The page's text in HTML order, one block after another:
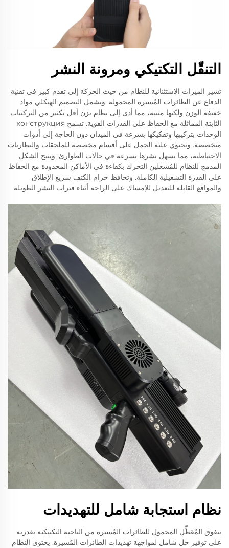
التنقّل التكتيكي ومرونة النشر
تشير الميزات الاستثنائية للنظام من حيث الحركة إلى تقدم كبير في تقنية
الدفاع عن الطائرات المُسيرة المحمولة. ويشمل التصميم الهيكلي مواد
خفيفة الوزن ولكنها متينة، مما أدى إلى نظام يزن أقل بكثير من التركيبات
الثابتة المماثلة مع الحفاظ على القدرات القوية. تسمح конструкция
الوحدات بتركيبها وتفكيكها بسرعة في الميدان دون الحاجة إلى أدوات
متخصصة. وتحتوي علبة الحمل على أقسام مخصصة للملحقات والبطاريات
الاحتياطية، مما يسهل نشرها بسرعة في حالات الطوارئ. ويتيح الشكل
المدمج للنظام للمُشغلين التحرك بكفاءة في الأماكن المحدودة مع الحفاظ
على القدرة التشغيلية الكاملة. وتحافظ حزام الكتف سريع الإطلاق
والمواقع القابلة للتعديل للإمساك على الراحة أثناء فترات النشر الطويلة.
نظام استجابة شامل للتهديدات
يتفوق المُعَطِّل المحمول للطائرات المُسيرة من الناحية التكتيكية بقدرته
على توفير حل شامل لمواجهة تهديدات الطائرات المُسيرة. يحتوي النظام